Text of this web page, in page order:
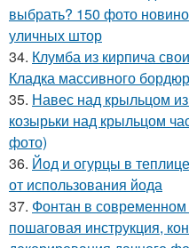
выбрать? 150 фото
уличных штор
34. Клумба из кирпича
Кладка массивного
35. Навес над крыльцом
козырьки над крыльцом
фото)
36. Йод и огурцы в
от использования йода
37. Фонтан в
пошаговая инструкция,